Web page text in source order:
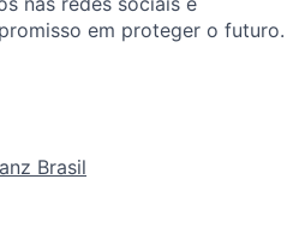
em proteger o futuro.
Brasil